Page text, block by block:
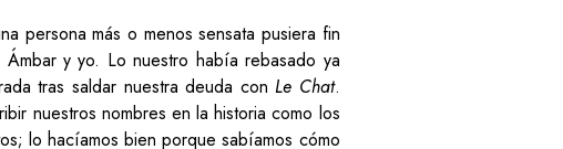
persona más o menos sensata pusiera fin
y yo. Lo nuestro había rebasado ya
tras saldar nuestra deuda conLe Chat.
nuestros nombres en la historia como los
lo hacíamos bien porque sabíamos cómo